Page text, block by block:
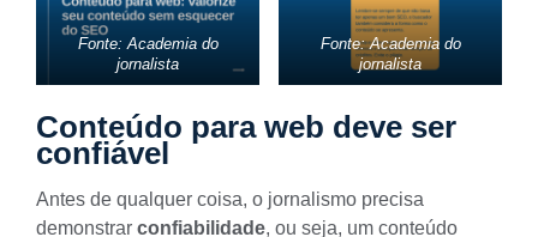
Fonte: Academia do
jornalista
Fonte: Academia do
jornalista
Conteúdo para web deve ser
confiável
Antes de qualquer coisa, o jornalismo precisa
demonstrar confiabilidade, ou seja, um conteúdo